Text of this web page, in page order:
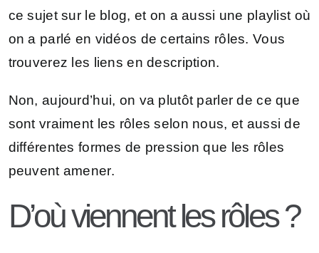
ce sujet sur le blog, et on a aussi une playlist où
on a parlé en vidéos de certains rôles. Vous
trouverez les liens en description.
Non, aujourd’hui, on va plutôt parler de ce que
sont vraiment les rôles selon nous, et aussi de
différentes formes de pression que les rôles
peuvent amener.
D’où viennent les rôles ?